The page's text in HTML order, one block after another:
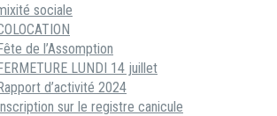
sociale
de l’Assomption
LUNDI 14 juillet
d’activité 2024
sur le registre canicule